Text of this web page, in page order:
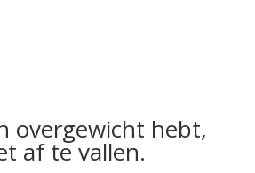
overgewicht hebt,
af te vallen.